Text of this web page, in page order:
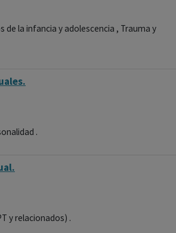
la infancia y adolescencia , Trauma y
.
y relacionados) .